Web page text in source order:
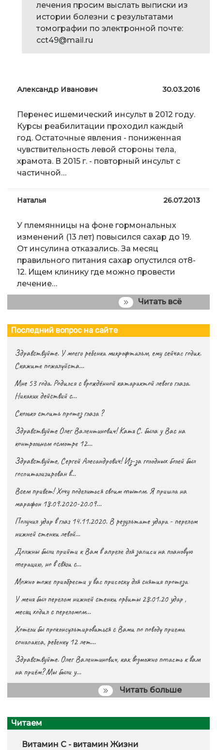
лечения просим выслать выписки из
истории болезни с результатами
томографии по электронной почте:
cct49@mail.ru
Александр Иванович 30.03.2016
Перенес ишемический инсульт в 2012 году.
Курсы реабилитации проходил каждый
год. Остаточные явления - пониженная
чувствительность левой стороны тела,
храмота. В 2015 г. - повторный инсульт с
частичной…
Наталья 26.07.2013
У племянницы на фоне гормональных
изменений (13 лет) повысился сахар до 19.
От инсулина отказались. За месяц
правильного питания сахар опустился от8-
12. Ищем клинику где можно провести
лечение…
Читать всё
Последний вопрос на сайте
Здравствуйте. У моего ребенка микрофтальм, ему сейчас годик.
Скажите пожалуйста…
Мне 53 года. Родился с врождённой катарактой левого глаза.
Никаких действий с…
Сколько стоить протез глаза ?
Здравствуйте Олег Валентинович! Катя С. была у Вас на
контрольном осмотре 12…
Здравствуйте, Сергей Алесандрович! Из-за голодных болей был
госпитализирован в…
Всем привет! Хочу поделиться своим опытом. Я пришла на
марафон 18.09.2020-20.09…
Получил удар в глаз 14.11.2020. В результате удара - перелом
нижней стенки левой…
Должны были прийти к Вам в апреле для записи на плановую
операцию, но в связи с…
Можно тоже приобрести у вас присоску для снятия протеза
У меня был перелом нижней стенки орбиты 28.01.20 удар ,
месяц ходил с переломом…
Хотели бы проконсультироваться с Вами по поводу приема
сонапакса, ребенку 12 лет…
Здравствуйте. Олег Валентинович, как возможно попасть к вам
на приём? Мы были у…
Читать больше
Читаем
Витамин С - витамин Жизни